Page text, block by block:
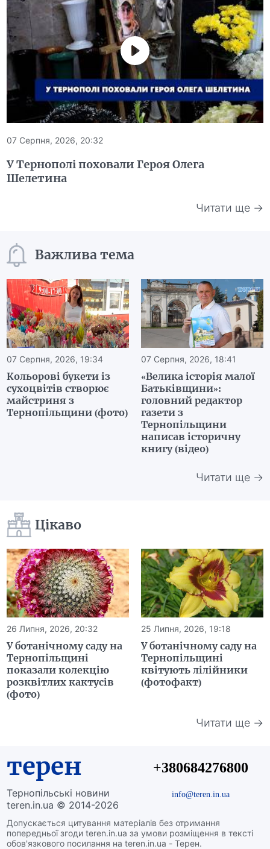
07 Серпня, 2026, 20:32
У Тернополі поховали Героя Олега
Шелетина
Читати ще →
Важлива тема
07 Серпня, 2026, 19:34
Кольорові букети із
сухоцвітів створює
майстриня з
Тернопільщини (фото)
07 Серпня, 2026, 18:41
«Велика історія малої
Батьківщини»:
головний редактор
газети з
Тернопільщини
написав історичну
книгу (відео)
Читати ще →
Цікаво
26 Липня, 2026, 20:32
У ботанічному саду на
Тернопільщині
показали колекцію
розквітлих кактусів
(фото)
25 Липня, 2026, 19:18
У ботанічному саду на
Тернопільщині
квітують лілійники
(фотофакт)
Читати ще →
терен
Тернопільські новини
teren.in.ua © 2014-2026
Допускається цитування матеріалів без отримання
попередньої згоди teren.in.ua за умови розміщення в тексті
обов'язкового посилання на teren.in.ua - Терен.
+380684276800
info@teren.in.ua